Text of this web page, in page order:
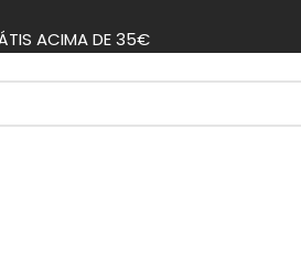
ACIMA DE 35€